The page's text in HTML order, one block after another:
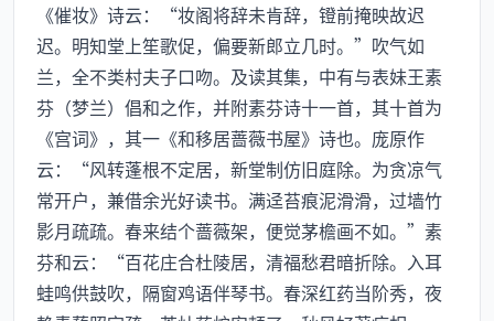
《催妆》诗云：“妆阁将辞未肯辞，镫前掩映故迟
迟。明知堂上笙歌促，偏要新郎立几时。”吹气如
兰，全不类村夫子口吻。及读其集，中有与表妹王素
芬（梦兰）倡和之作，并附素芬诗十一首，其十首为
《宫词》，其一《和移居蔷薇书屋》诗也。庞原作
云：“风转蓬根不定居，新堂制仿旧庭除。为贪凉气
常开户，兼借余光好读书。满迳苔痕泥滑滑，过墙竹
影月疏疏。春来结个蔷薇架，便觉茅檐画不如。”素
芬和云：“百花庄合杜陵居，清福愁君暗折除。入耳
蛙鸣供鼓吹，隔窗鸡语伴琴书。春深红药当阶秀，夜